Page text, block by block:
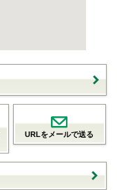
URLをメールで送る